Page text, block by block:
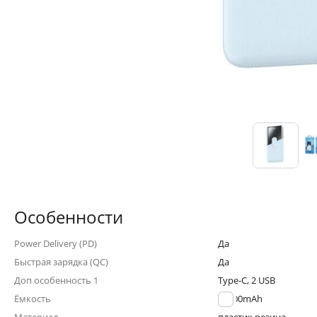
Особенности
Power Delivery (PD)
Да
Быстрая зарядка (QC)
Да
Доп особенность 1
Type-C, 2 USB
Ёмкость
10000mAh